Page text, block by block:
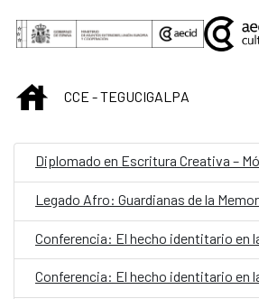
Saltar al contenido principal
INICIOCCE - TEGUCIGALPA